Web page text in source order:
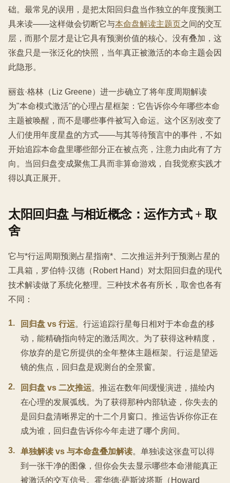
础。最常见的误用，是把太阳回归盘当作独立的年度预测工
具来读——这样做会切断它与本命盘解读主题页之间的交互
层，而那个层才是让它具有预测价值的核心。没有叠加，这
张盘只是一张泛化的快照，当年真正被激活的本命主题会因
此隐形。
丽兹·格林（Liz Greene）进一步确立了将年度周期解读
为"本命模式激活"的心理占星框架：它告诉你今年哪些本命
主题被唤醒，而不是哪些事件被写入命运。这个区别改变了
人们使用年度星盘的方式——与其等待预言中的事件，不如
开始追踪本命盘里哪些部分正在被点亮，注意力由此有了方
向。当回归盘变成聚焦工具而非算命游戏，自我觉察实践才
得以真正展开。
太阳回归盘 与相近概念：运作方式 + 取
舍
它与*行运周期预测占星指南*、二次推运并列于预测占星的
工具箱，罗伯特·汉德（Robert Hand）对太阳回归盘的现代
技术解读做了系统化整理。三种技术各有所长，取舍也各有
不同：
1. 回归盘 vs 行运。行运追踪行星每日相对于本命盘的移
动，能精确指向特定的激活周次。为了获得这种精度，
你放弃的是它所提供的全年整体主题框架。行运是望远
镜的焦点，回归盘是观测台的全景窗。
2. 回归盘 vs 二次推运。推运在数年间缓慢演进，描绘内
在心理的发展弧线。为了获得那种内部轨迹，你失去的
是回归盘清晰界定的十二个月窗口。推运告诉你你正在
成为谁，回归盘告诉你今年走进了哪个房间。
3. 单独解读 vs 与本命盘叠加解读。单独读这张盘可以得
到一张干净的图像，但你会失去显示哪些本命潜能真正
被激活的交互信号。霍华德·萨斯波塔斯（Howard